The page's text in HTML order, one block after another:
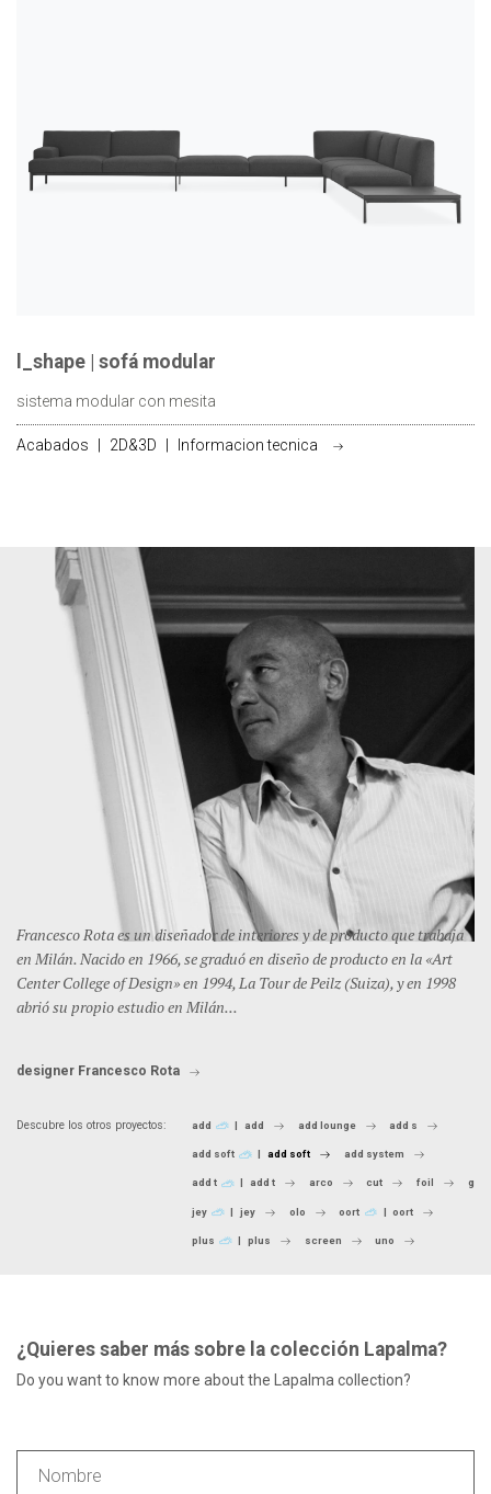
l_shape | sofá modular
sistema modular con mesita
Acabados 2D&3D Informacion tecnica
Francesco Rota es un diseñador de interiores y de producto que trabaja
en Milán. Nacido en 1966, se graduó en diseño de producto en la «Art
Center College of Design» en 1994, La Tour de Peilz (Suiza), y en 1998
abrió su propio estudio en Milán...
designer Francesco Rota
Descubre los otros proyectos: add
add add lounge add s
add soft
add soft add system
add t
add t arco cut foil
jey
jey olo oort
oort
plus
plus screen uno
¿Quieres saber más sobre la colección Lapalma?
Do you want to know more about the Lapalma collection?